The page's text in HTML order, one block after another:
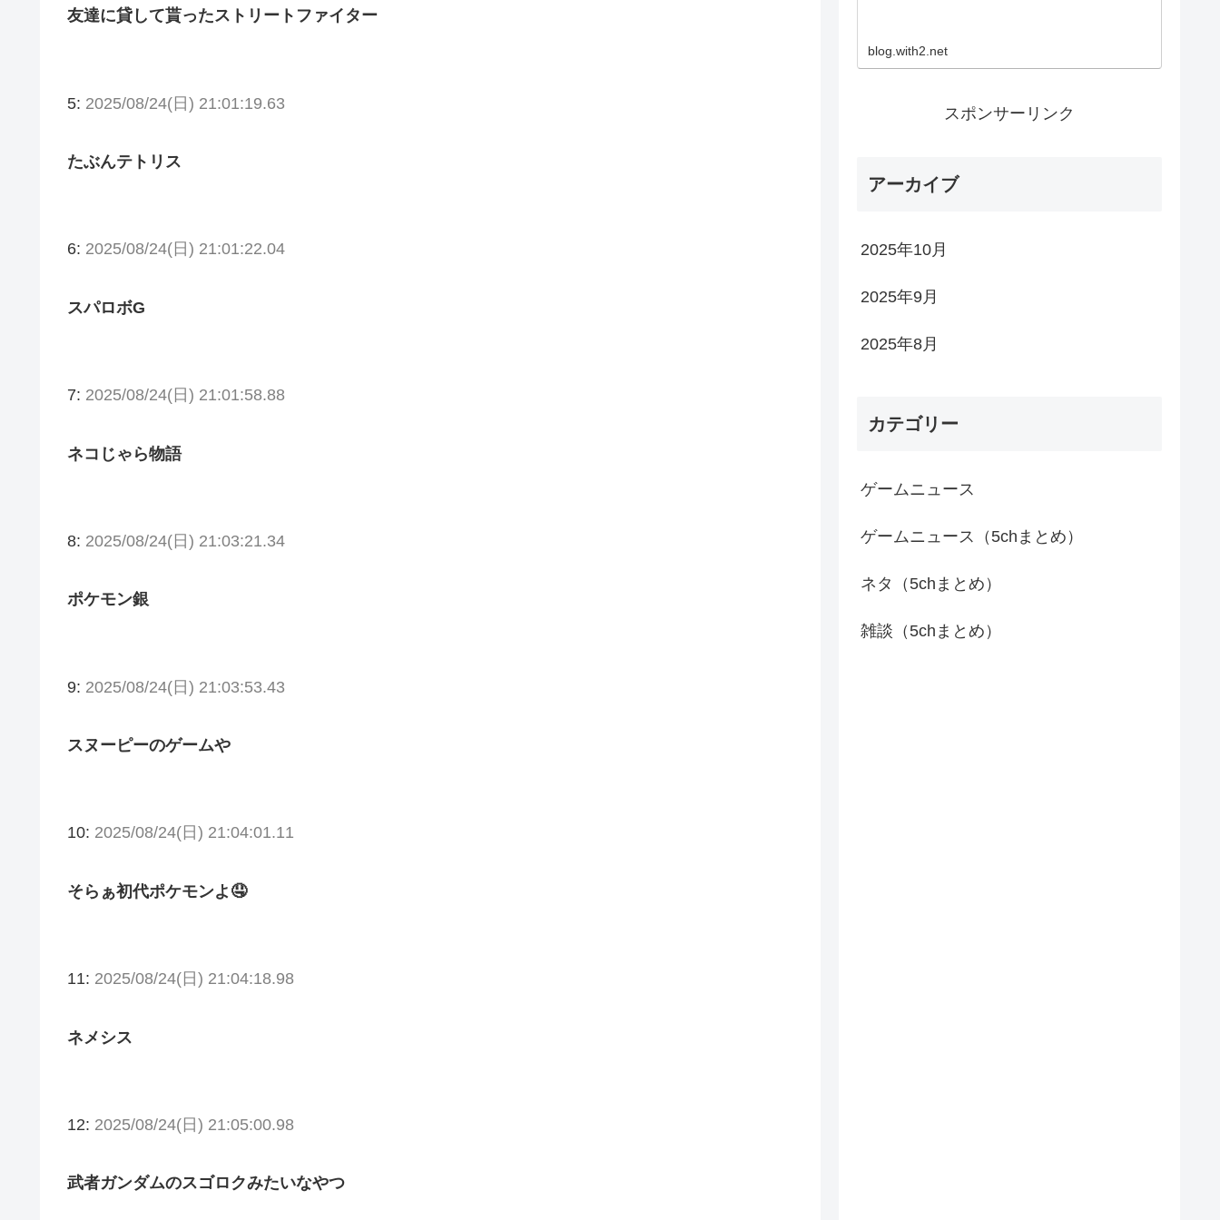
友達に貸して貰ったストリートファイター
5: 2025/08/24(日) 21:01:19.63
たぶんテトリス
6: 2025/08/24(日) 21:01:22.04
スパロボG
7: 2025/08/24(日) 21:01:58.88
ネコじゃら物語
8: 2025/08/24(日) 21:03:21.34
ポケモン銀
9: 2025/08/24(日) 21:03:53.43
スヌーピーのゲームや
10: 2025/08/24(日) 21:04:01.11
そらぁ初代ポケモンよ🤤
11: 2025/08/24(日) 21:04:18.98
ネメシス
12: 2025/08/24(日) 21:05:00.98
武者ガンダムのスゴロクみたいなやつ
blog.with2.net
スポンサーリンク
アーカイブ
2025年10月
2025年9月
2025年8月
カテゴリー
ゲームニュース
ゲームニュース（5chまとめ）
ネタ（5chまとめ）
雑談（5chまとめ）